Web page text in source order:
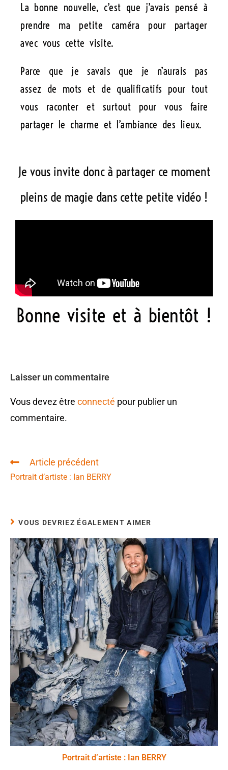
La bonne nouvelle, c’est que j’avais pensé à
prendre ma petite caméra pour partager
avec vous cette visite.
Parce que je savais que je n’aurais pas
assez de mots et de qualificatifs pour tout
vous raconter et surtout pour vous faire
partager le charme et l’ambiance des lieux.
Je vous invite donc à partager ce moment
pleins de magie dans cette petite vidéo !
Bonne visite et à bientôt !
Laisser un commentaire
Vous devez être connecté pour publier un
commentaire.
Article précédent
Portrait d’artiste : Ian BERRY
VOUS DEVRIEZ ÉGALEMENT AIMER
Portrait d’artiste : Ian BERRY